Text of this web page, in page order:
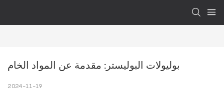
بوليولات البوليستر: مقدمة عن المواد الخام
2024-11-19